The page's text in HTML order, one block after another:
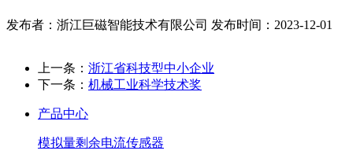
发布者：浙江巨磁智能技术有限公司 发布时间：2023-12-01
上一条： 浙江省科技型中小企业
下一条： 机械工业科学技术奖
产品中心
模拟量剩余电流传感器